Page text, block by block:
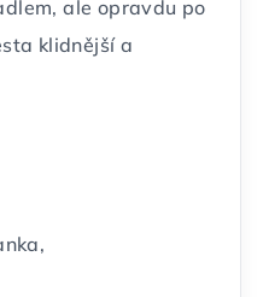
ale opravdu po
klidnější a